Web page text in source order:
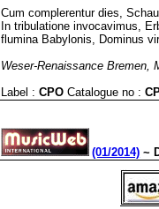
Cum complerentur dies,
In tribulatione invocavimus,
flumina Babylonis, Dominus
Weser-Renaissance Bremen,
Label : CPOCatalogue no :
(01/2014) ~